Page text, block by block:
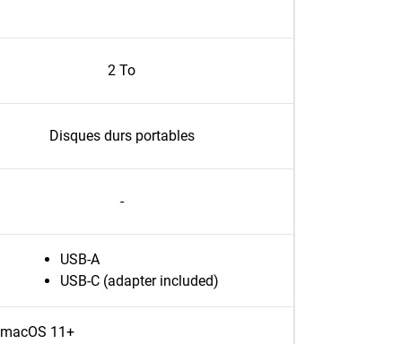
2 To
Disques durs portables
-
USB-A
USB-C (adapter included)
macOS 11+